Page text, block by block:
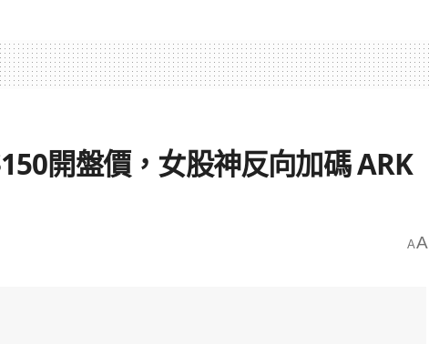
開盤價，女股神反向加碼 ARK
AA